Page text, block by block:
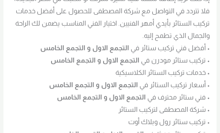
فلا تتردد في التواصل مع شركة المصطفى للحصول على أفضل خدمات
تركيب الستائر بأيدي أمهر الفنيين. اختيار الفني المناسب يضمن لك الراحة
والجمال الذي تطمح إليه.
• أفضل فني تركيب ستائر في التجمع الاول و التجمع الخامس
• تركيب ستائر مودرن في التجمع الاول و التجمع الخامس
• خدمات تركيب الستائر الكلاسيكية
• أسعار تركيب الستائر في التجمع الاول و التجمع الخامس
• فني ستائر محترف في التجمع الاول و التجمع الخامس
• شركة المصطفى لتركيب الستائر
• تركيب ستائر رول وبلاك أوت